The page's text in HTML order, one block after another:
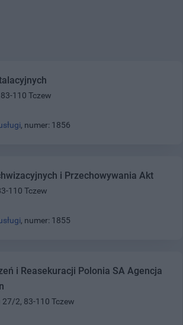
110 Tczew
, numer: 1856
i Przechowywania Akt
110 Tczew
, numer: 1855
i Reasekuracji Polonia SA Agencja
2, 83-110 Tczew